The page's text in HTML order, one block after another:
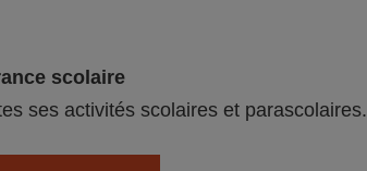
scolaire
ses activités scolaires et parascolaires.